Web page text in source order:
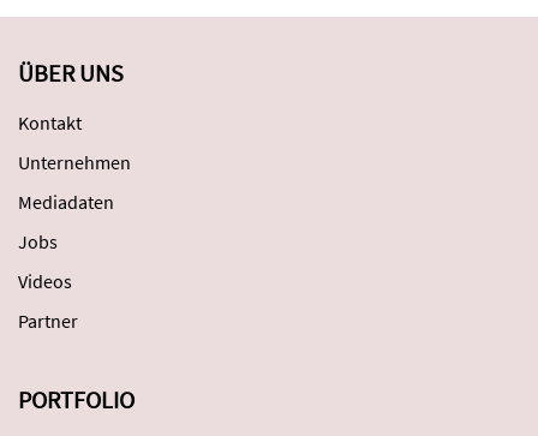
ÜBER UNS
Kontakt
Unternehmen
Mediadaten
Jobs
Videos
Partner
PORTFOLIO